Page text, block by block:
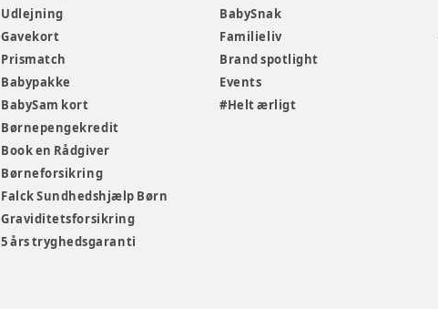
Udlejning
Gavekort
Prismatch
Babypakke
BabySam kort
Børnepengekredit
Book en Rådgiver
Børneforsikring
Falck Sundhedshjælp Børn
Graviditetsforsikring
5 års tryghedsgaranti
BabySnak
Familieliv
Brand spotlight
Events
#Helt ærligt